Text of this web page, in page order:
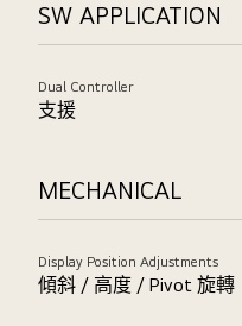
SW APPLICATION
Dual Controller
支援
MECHANICAL
Display Position Adjustments
傾斜 / 高度 / Pivot 旋轉